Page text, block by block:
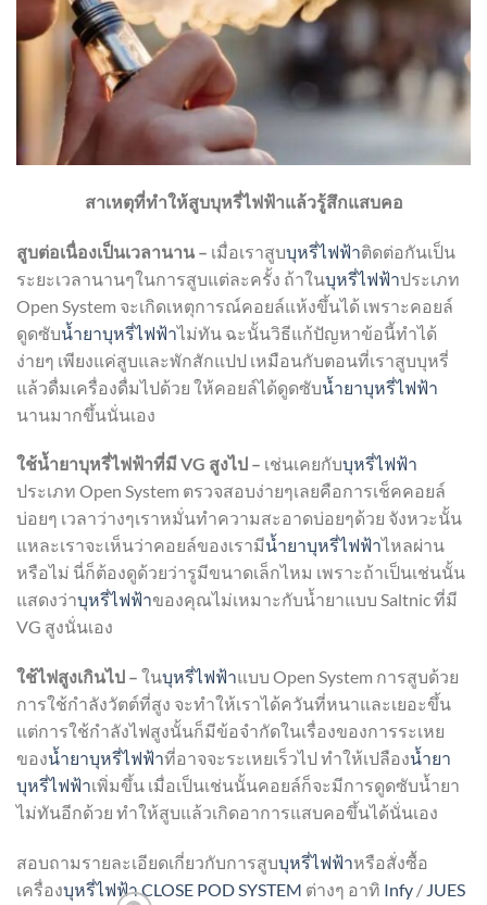
สาเหตุที่ทำให้สูบบุหรี่ไฟฟ้าแล้วรู้สึกแสบคอ
สูบต่อเนื่องเป็นเวลานาน – เมื่อเราสูบบุหรี่ไฟฟ้าติดต่อกันเป็น
ระยะเวลานานๆในการสูบแต่ละครั้ง ถ้าในบุหรี่ไฟฟ้าประเภท
Open System จะเกิดเหตุการณ์คอยล์แห้งขึ้นได้ เพราะคอยล์
ดูดซับน้ำยาบุหรี่ไฟฟ้าไม่ทัน ฉะนั้นวิธีแก้ปัญหาข้อนี้ทำได้
ง่ายๆ เพียงแค่สูบและพักสักแปป เหมือนกับตอนที่เราสูบบุหรี่
แล้วดื่มเครื่องดื่มไปด้วย ให้คอยล์ได้ดูดซับน้ำยาบุหรี่ไฟฟ้า
นานมากขึ้นนั่นเอง
ใช้น้ำยาบุหรี่ไฟฟ้าที่มี VG สูงไป – เช่นเคยกับบุหรี่ไฟฟ้า
ประเภท Open System ตรวจสอบง่ายๆเลยคือการเช็คคอยล์
บ่อยๆ เวลาว่างๆเราหมั่นทำความสะอาดบ่อยๆด้วย จังหวะนั้น
แหละเราจะเห็นว่าคอยล์ของเรามีน้ำยาบุหรี่ไฟฟ้าไหลผ่าน
หรือไม่ นี่ก็ต้องดูด้วยว่ารูมีขนาดเล็กไหม เพราะถ้าเป็นเช่นนั้น
แสดงว่าบุหรี่ไฟฟ้าของคุณไม่เหมาะกับน้ำยาแบบ Saltnic ที่มี
VG สูงนั่นเอง
ใช้ไฟสูงเกินไป – ในบุหรี่ไฟฟ้าแบบ Open System การสูบด้วย
การใช้กำลังวัตต์ที่สูง จะทำให้เราได้ควันที่หนาและเยอะขึ้น
แต่การใช้กำลังไฟสูงนั้นก็มีข้อจำกัดในเรื่องของการระเหย
ของน้ำยาบุหรี่ไฟฟ้าที่อาจจะระเหยเร็วไป ทำให้เปลืองน้ำยา
บุหรี่ไฟฟ้าเพิ่มขึ้น เมื่อเป็นเช่นนั้นคอยล์ก็จะมีการดูดซับน้ำยา
ไม่ทันอีกด้วย ทำให้สูบแล้วเกิดอาการแสบคอขึ้นได้นั่นเอง
สอบถามรายละเอียดเกี่ยวกับการสูบบุหรี่ไฟฟ้าหรือสั่งซื้อ
เครื่องบุหรี่ไฟฟ้าCLOSE POD SYSTEM ต่างๆ อาทิ Infy / JUES